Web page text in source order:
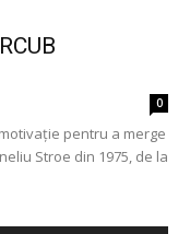
0
pentru a merge
Stroe din 1975, de la